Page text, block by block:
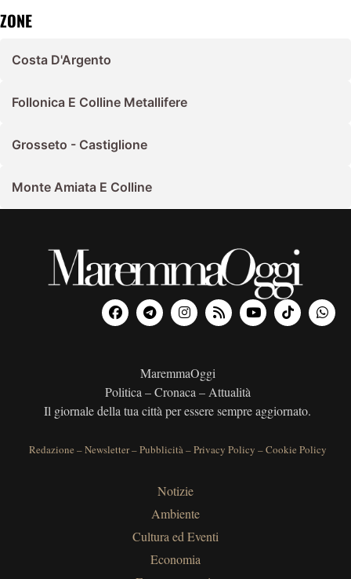
ZONE
Costa D'Argento
Follonica E Colline Metallifere
Grosseto - Castiglione
Monte Amiata E Colline
MaremmaOggi
Politica – Cronaca – Attualità
Il giornale della tua città per essere sempre aggiornato.
Redazione –Newsletter–Pubblicità–Privacy Policy –Cookie Policy
Notizie
Ambiente
Cultura ed Eventi
Economia